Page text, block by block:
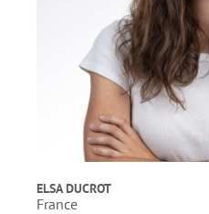
ELSA DUCROT
France